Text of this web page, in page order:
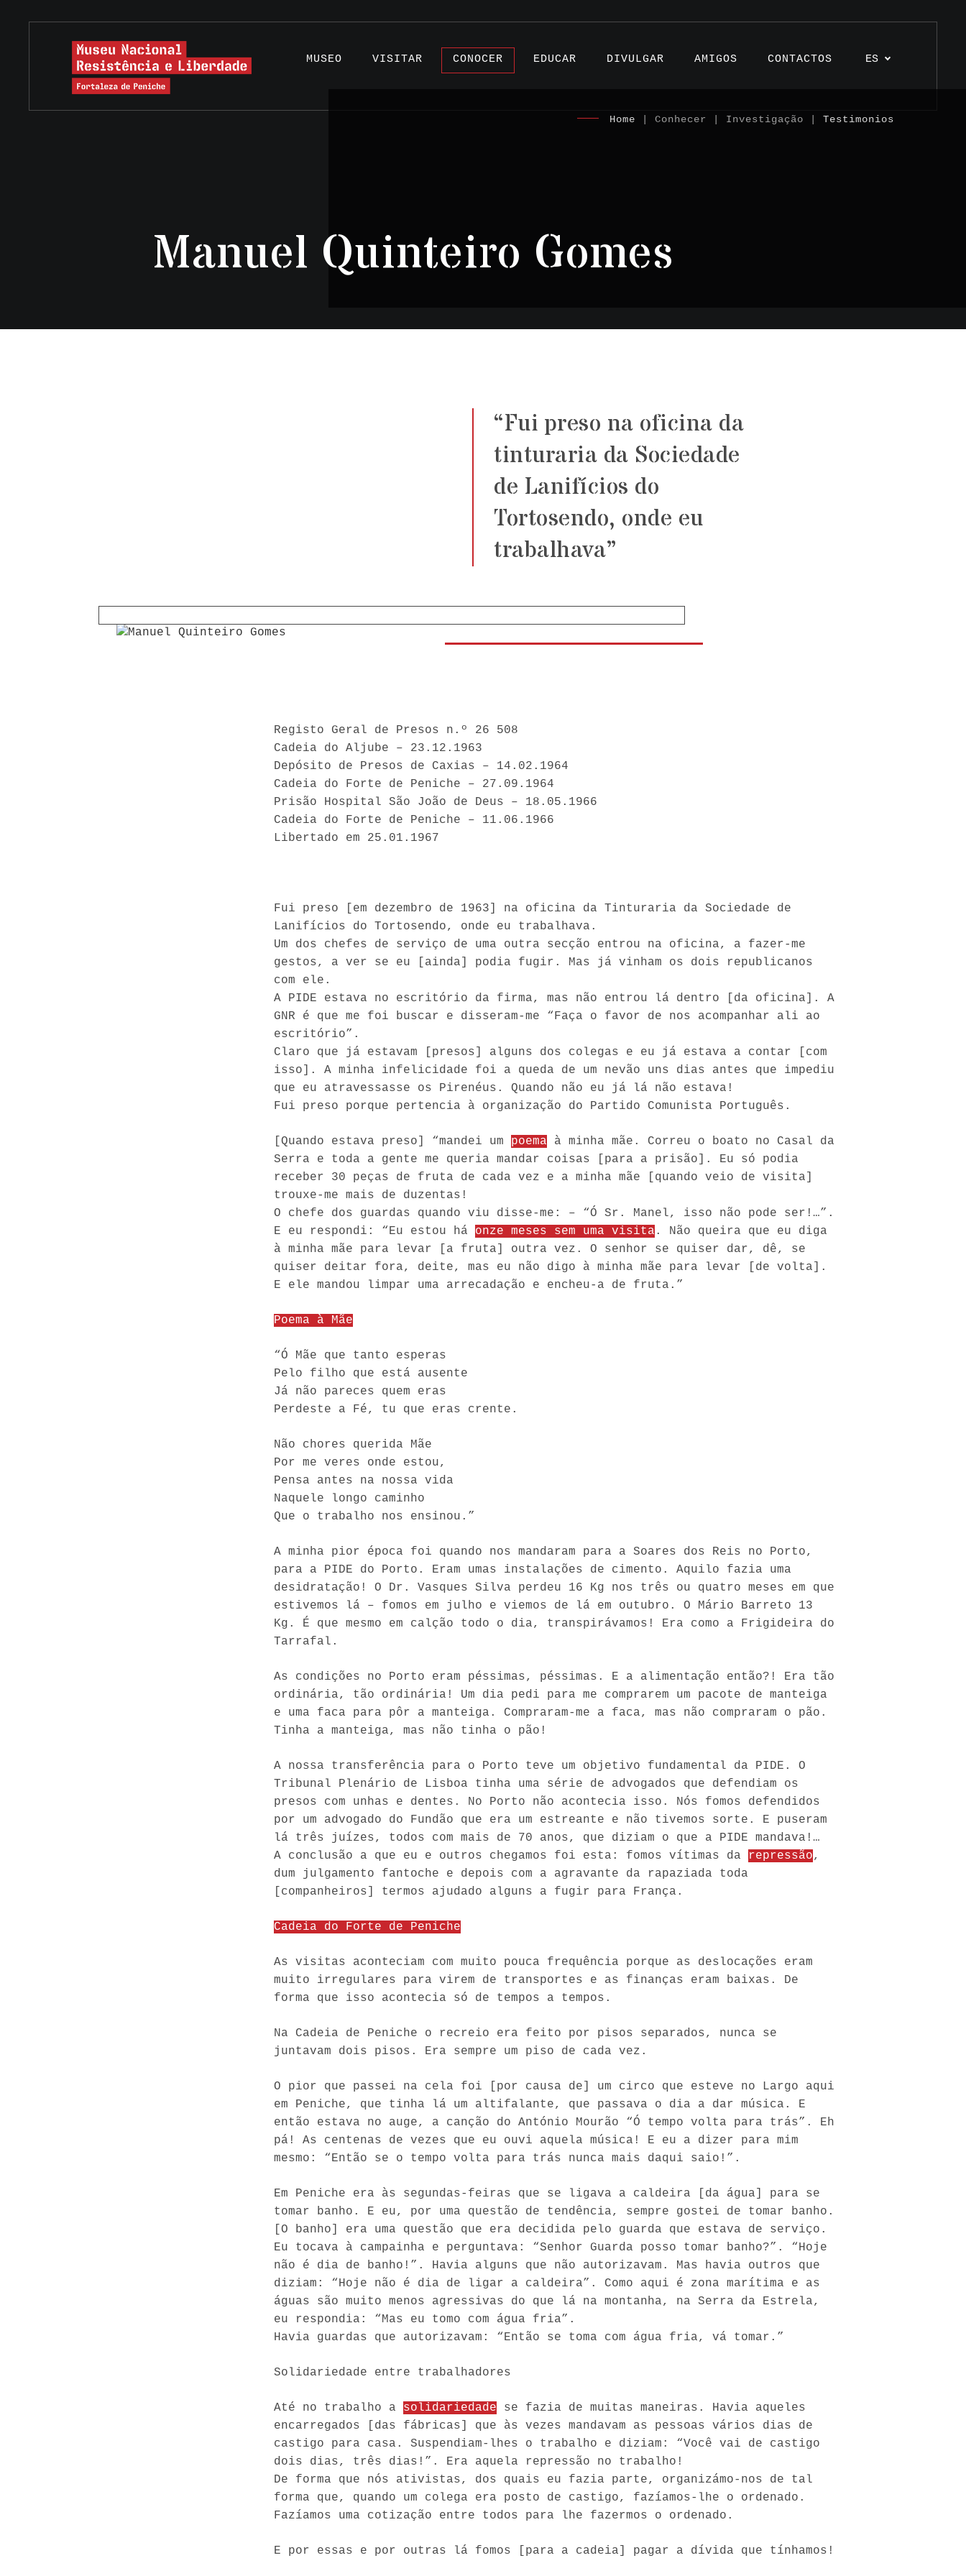
ES
MUSEO VISITAR CONOCER EDUCAR DIVULGAR AMIGOS CONTACTOS
Manuel Quinteiro Gomes
Home | Conhecer | Investigação | Testimonios
“Fui preso na oficina da
tinturaria da Sociedade
de Lanifícios do
Tortosendo, onde eu
trabalhava”
Registo Geral de Presos n.º 26 508
Cadeia do Aljube – 23.12.1963
Depósito de Presos de Caxias – 14.02.1964
Cadeia do Forte de Peniche – 27.09.1964
Prisão Hospital São João de Deus – 18.05.1966
Cadeia do Forte de Peniche – 11.06.1966
Libertado em 25.01.1967
Fui preso [em dezembro de 1963] na oficina da Tinturaria da Sociedade de
Lanifícios do Tortosendo, onde eu trabalhava.
Um dos chefes de serviço de uma outra secção entrou na oficina, a fazer-me
gestos, a ver se eu [ainda] podia fugir. Mas já vinham os dois republicanos
com ele.
A PIDE estava no escritório da firma, mas não entrou lá dentro [da oficina]. A
GNR é que me foi buscar e disseram-me “Faça o favor de nos acompanhar ali ao
escritório”.
Claro que já estavam [presos] alguns dos colegas e eu já estava a contar [com
isso]. A minha infelicidade foi a queda de um nevão uns dias antes que impediu
que eu atravessasse os Pirenéus. Quando não eu já lá não estava!
Fui preso porque pertencia à organização do Partido Comunista Português.
[Quando estava preso] “mandei um poema à minha mãe. Correu o boato no Casal da
Serra e toda a gente me queria mandar coisas [para a prisão]. Eu só podia
receber 30 peças de fruta de cada vez e a minha mãe [quando veio de visita]
trouxe-me mais de duzentas!
O chefe dos guardas quando viu disse-me: – “Ó Sr. Manel, isso não pode ser!…”.
E eu respondi: “Eu estou há onze meses sem uma visita . Não queira que eu diga
à minha mãe para levar [a fruta] outra vez. O senhor se quiser dar, dê, se
quiser deitar fora, deite, mas eu não digo à minha mãe para levar [de volta].
E ele mandou limpar uma arrecadação e encheu-a de fruta.”
Poema à Mãe
“Ó Mãe que tanto esperas
Pelo filho que está ausente
Já não pareces quem eras
Perdeste a Fé, tu que eras crente.
Não chores querida Mãe
Por me veres onde estou,
Pensa antes na nossa vida
Naquele longo caminho
Que o trabalho nos ensinou.”
A minha pior época foi quando nos mandaram para a Soares dos Reis no Porto,
para a PIDE do Porto. Eram umas instalações de cimento. Aquilo fazia uma
desidratação! O Dr. Vasques Silva perdeu 16 Kg nos três ou quatro meses em que
estivemos lá – fomos em julho e viemos de lá em outubro. O Mário Barreto 13
Kg. É que mesmo em calção todo o dia, transpirávamos! Era como a Frigideira do
Tarrafal.
As condições no Porto eram péssimas, péssimas. E a alimentação então?! Era tão
ordinária, tão ordinária! Um dia pedi para me comprarem um pacote de manteiga
e uma faca para pôr a manteiga. Compraram-me a faca, mas não compraram o pão.
Tinha a manteiga, mas não tinha o pão!
A nossa transferência para o Porto teve um objetivo fundamental da PIDE. O
Tribunal Plenário de Lisboa tinha uma série de advogados que defendiam os
presos com unhas e dentes. No Porto não acontecia isso. Nós fomos defendidos
por um advogado do Fundão que era um estreante e não tivemos sorte. E puseram
lá três juízes, todos com mais de 70 anos, que diziam o que a PIDE mandava!…
A conclusão a que eu e outros chegamos foi esta: fomos vítimas da
repressão,
dum julgamento fantoche e depois com a agravante da rapaziada toda
[companheiros] termos ajudado alguns a fugir para França.
Cadeia do Forte de Peniche
As visitas aconteciam com muito pouca frequência porque as deslocações eram
muito irregulares para virem de transportes e as finanças eram baixas. De
forma que isso acontecia só de tempos a tempos.
Na Cadeia de Peniche o recreio era feito por pisos separados, nunca se
juntavam dois pisos. Era sempre um piso de cada vez.
O pior que passei na cela foi [por causa de] um circo que esteve no Largo aqui
em Peniche, que tinha lá um altifalante, que passava o dia a dar música. E
então estava no auge, a canção do António Mourão “Ó tempo volta para trás”. Eh
pá! As centenas de vezes que eu ouvi aquela música! E eu a dizer para mim
mesmo: “Então se o tempo volta para trás nunca mais daqui saio!”.
Em Peniche era às segundas-feiras que se ligava a caldeira [da água] para se
tomar banho. E eu, por uma questão de tendência, sempre gostei de tomar banho.
[O banho] era uma questão que era decidida pelo guarda que estava de serviço.
Eu tocava à campainha e perguntava: “Senhor Guarda posso tomar banho?”. “Hoje
não é dia de banho!”. Havia alguns que não autorizavam. Mas havia outros que
diziam: “Hoje não é dia de ligar a caldeira”. Como aqui é zona marítima e as
águas são muito menos agressivas do que lá na montanha, na Serra da Estrela,
eu respondia: “Mas eu tomo com água fria”.
Havia guardas que autorizavam: “Então se toma com água fria, vá tomar.”
Solidariedade entre trabalhadores
Até no trabalho a solidariedade se fazia de muitas maneiras. Havia aqueles
encarregados [das fábricas] que às vezes mandavam as pessoas vários dias de
castigo para casa. Suspendiam-lhes o trabalho e diziam: “Você vai de castigo
dois dias, três dias!”. Era aquela repressão no trabalho!
De forma que nós ativistas, dos quais eu fazia parte, organizámo-nos de tal
forma que, quando um colega era posto de castigo, fazíamos-lhe o ordenado.
Fazíamos uma cotização entre todos para lhe fazermos o ordenado.
E por essas e por outras lá fomos [para a cadeia] pagar a dívida que tínhamos!